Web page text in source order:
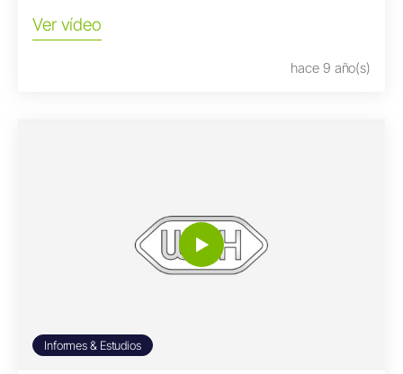
Ver vídeo
hace 9 año(s)
Informes & Estudios